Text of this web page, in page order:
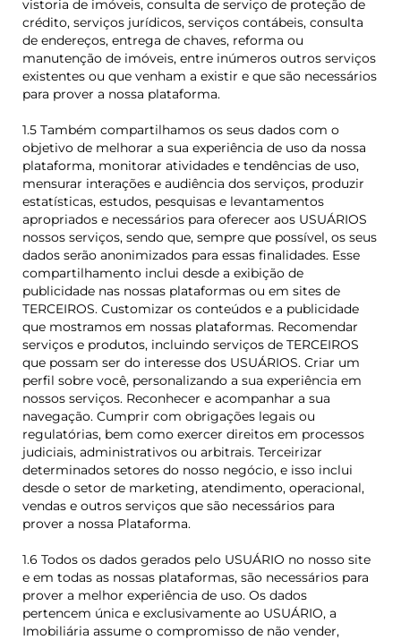
vistoria de imóveis, consulta de serviço de proteção de
crédito, serviços jurídicos, serviços contábeis, consulta
de endereços, entrega de chaves, reforma ou
manutenção de imóveis, entre inúmeros outros serviços
existentes ou que venham a existir e que são necessários
para prover a nossa plataforma.
1.5 Também compartilhamos os seus dados com o
objetivo de melhorar a sua experiência de uso da nossa
plataforma, monitorar atividades e tendências de uso,
mensurar interações e audiência dos serviços, produzir
estatísticas, estudos, pesquisas e levantamentos
apropriados e necessários para oferecer aos USUÁRIOS
nossos serviços, sendo que, sempre que possível, os seus
dados serão anonimizados para essas finalidades. Esse
compartilhamento inclui desde a exibição de
publicidade nas nossas plataformas ou em sites de
TERCEIROS. Customizar os conteúdos e a publicidade
que mostramos em nossas plataformas. Recomendar
serviços e produtos, incluindo serviços de TERCEIROS
que possam ser do interesse dos USUÁRIOS. Criar um
perfil sobre você, personalizando a sua experiência em
nossos serviços. Reconhecer e acompanhar a sua
navegação. Cumprir com obrigações legais ou
regulatórias, bem como exercer direitos em processos
judiciais, administrativos ou arbitrais. Terceirizar
determinados setores do nosso negócio, e isso inclui
desde o setor de marketing, atendimento, operacional,
vendas e outros serviços que são necessários para
prover a nossa Plataforma.
1.6 Todos os dados gerados pelo USUÁRIO no nosso site
e em todas as nossas plataformas, são necessários para
prover a melhor experiência de uso. Os dados
pertencem única e exclusivamente ao USUÁRIO, a
Imobiliária assume o compromisso de não vender,